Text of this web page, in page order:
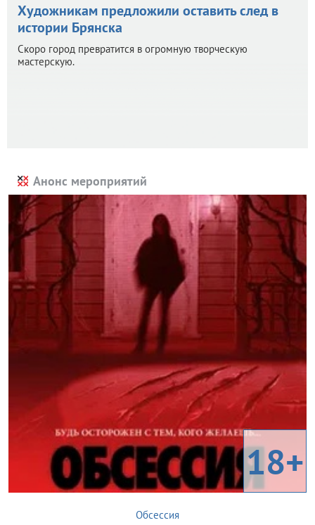
Художникам предложили оставить след в
истории Брянска
Скоро город превратится в огромную творческую
мастерскую.
Анонс мероприятий
18+
Обсессия